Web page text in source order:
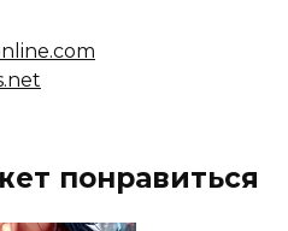
понравиться